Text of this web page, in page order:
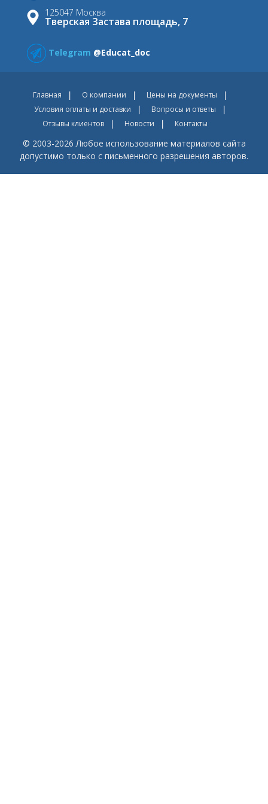
125047 Москва
Тверская Застава площадь, 7
Telegram @Educat_doc
Главная О компании
Цены на документы
Условия оплаты и доставки
Вопросы и ответы
Отзывы клиентов
Новости Контакты
© 2003-2026 Любое использование материалов сайта
допустимо только с письменного разрешения авторов.